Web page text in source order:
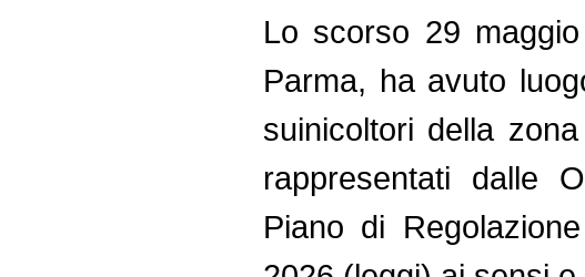
Lo scorso 29
Parma, ha avuto
suinicoltori della
rappresentati dalle
Piano di